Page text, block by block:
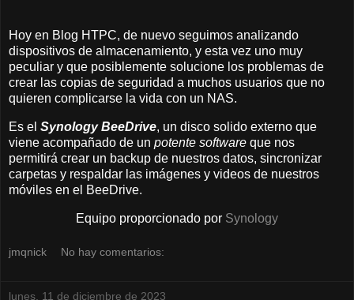
Hoy en Blog HTPC, de nuevo seguimos analizando
dispositivos de almacenamiento, y esta vez uno muy
peculiar y que posiblemente solucione los problemas de
crear las copias de seguridad a muchos usuarios que no
quieren complicarse la vida con un NAS.
Es el Synology BeeDrive, un disco solido externo que
viene acompañado de un potente software que nos
permitirá crear un backup de nuestros datos, sincronizar
carpetas y respaldar las imágenes y videos de nuestros
móviles en el BeeDrive.
Equipo proporcionado por Synology
jmqnick No hay comentarios:
lunes, 11 de diciembre de 2023